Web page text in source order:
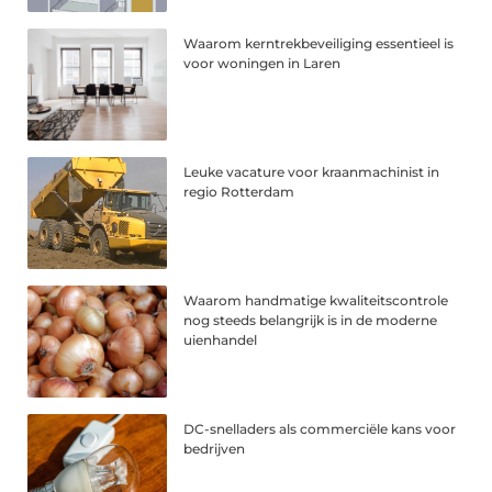
Waarom kerntrekbeveiliging essentieel is
voor woningen in Laren
Leuke vacature voor kraanmachinist in
regio Rotterdam
Waarom handmatige kwaliteitscontrole
nog steeds belangrijk is in de moderne
uienhandel
DC-snelladers als commerciële kans voor
bedrijven